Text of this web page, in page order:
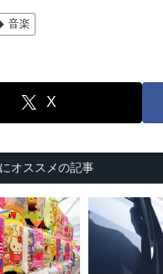
音楽
X
オススメの記事